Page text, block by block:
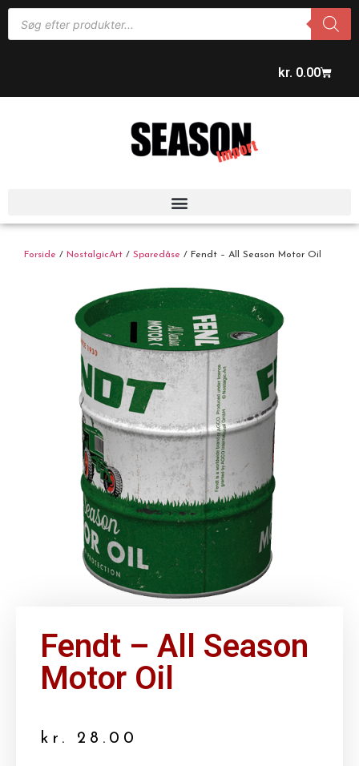
kr. 0.00
Forside / NostalgicArt / Sparedåse / Fendt – All Season Motor Oil
Fendt – All Season
Motor Oil
kr. 28.00